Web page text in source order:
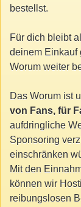
bestellst.
Für dich bleibt
deinem Einkauf
Worum weiter
Das Worum ist
von Fans, für
aufdringliche
Sponsoring
einschränken
Mit den
können wir
reibungslosen